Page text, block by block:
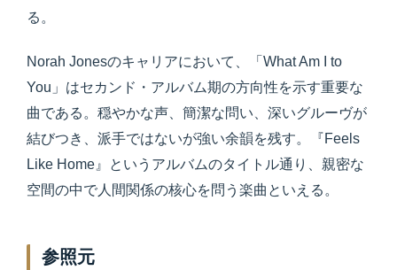
る。
Norah Jonesのキャリアにおいて、「What Am I to
You」はセカンド・アルバム期の方向性を示す重要な
曲である。穏やかな声、簡潔な問い、深いグルーヴが
結びつき、派手ではないが強い余韻を残す。『Feels
Like Home』というアルバムのタイトル通り、親密な
空間の中で人間関係の核心を問う楽曲といえる。
参照元